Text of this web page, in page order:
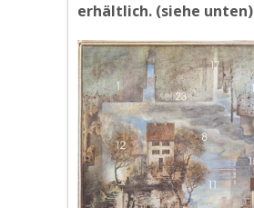
erhältlich. (siehe unten)